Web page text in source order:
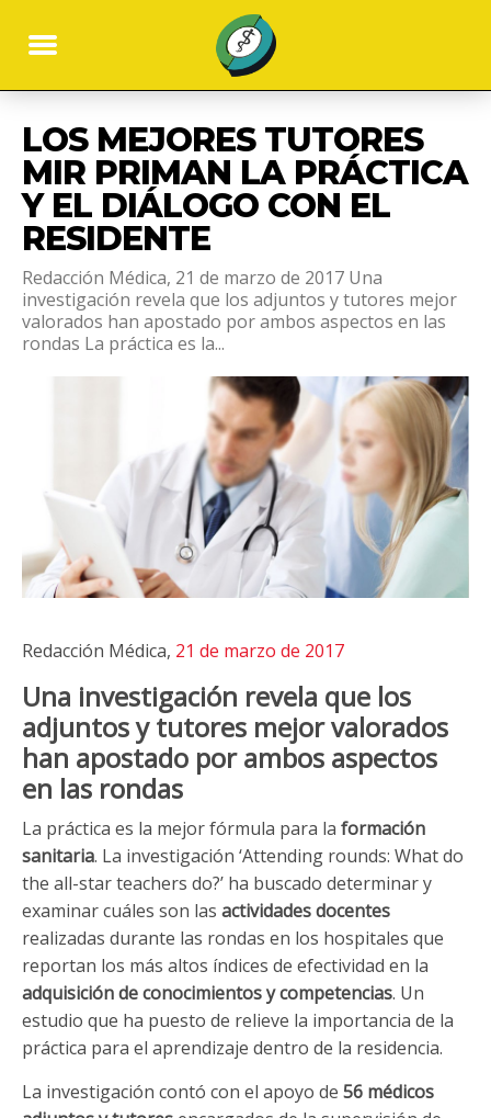
LOS MEJORES TUTORES
MIR PRIMAN LA PRÁCTICA
Y EL DIÁLOGO CON EL
RESIDENTE
Redacción Médica, 21 de marzo de 2017 Una
investigación revela que los adjuntos y tutores mejor
valorados han apostado por ambos aspectos en las
rondas La práctica es la...
Redacción Médica, 21 de marzo de 2017
Una investigación revela que los
adjuntos y tutores mejor valorados
han apostado por ambos aspectos
en las rondas
La práctica es la mejor fórmula para la formación
sanitaria. La investigación ‘Attending rounds: What do
the all-star teachers do?’ ha buscado determinar y
examinar cuáles son las actividades docentes
realizadas durante las rondas en los hospitales que
reportan los más altos índices de efectividad en la
adquisición de conocimientos y competencias. Un
estudio que ha puesto de relieve la importancia de la
práctica para el aprendizaje dentro de la residencia.
La investigación contó con el apoyo de 56 médicos